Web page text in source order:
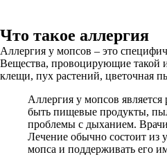
Что такое аллергия
Аллергия у мопсов – это
Вещества, провоцирующие такой
клещи, пух растений, цветочная
Аллергия у мопсов
быть пищевые продукты,
проблемы с дыханием.
Лечение обычно состоит из
мопса и поддерживать его